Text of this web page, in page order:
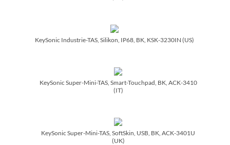
KeySonic Industrie-TAS, Silikon, IP68, BK, KSK-3230IN (US)
KeySonic Super-Mini-TAS, Smart-Touchpad, BK, ACK-3410
(IT)
KeySonic Super-Mini-TAS, SoftSkin, USB, BK, ACK-3401U
(UK)